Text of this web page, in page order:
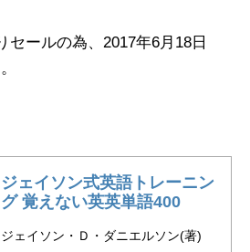
セールの為、2017年6月18日
ジェイソン式英語トレーニン
グ 覚えない英英単語400
ジェイソン・Ｄ・ダニエルソン(著)